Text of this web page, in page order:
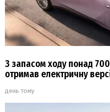
З запасом ходу понад
отримав електричну
день тому